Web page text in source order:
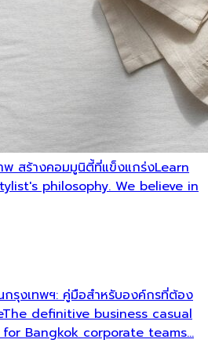
สร้างคอมมูนิตี้ที่แข็งแกร่งLearn
philosophy. We believe in
กรุงเทพฯ: คู่มือสำหรับองค์กรที่ต้อง
The definitive business casual
Bangkok corporate teams…